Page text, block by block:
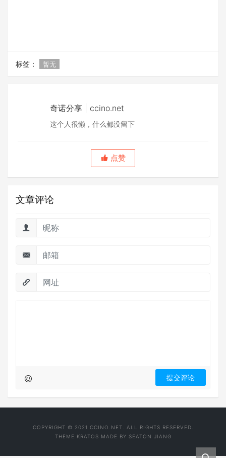
标签： 暂无
奇诺分享 | ccino.net
这个人很懒，什么都没留下
点赞
文章评论
COPYRIGHT © 2021 CCINO.NET. ALL RIGHTS RESERVED.
THEME KRATOS MADE BY SEATON JIANG